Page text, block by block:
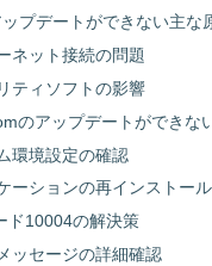
プデートができない主な
ネット接続の問題
ティソフトの影響
のアップデートができな
環境設定の確認
ーションの再インストール
ド10004の解決策
ッセージの詳細確認